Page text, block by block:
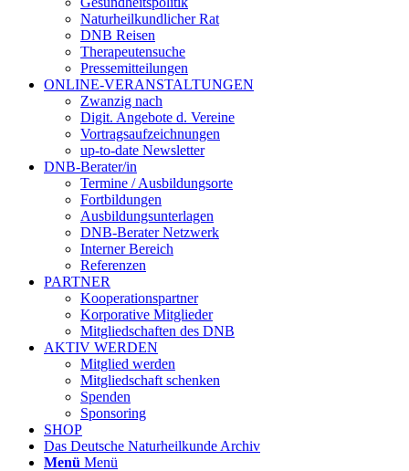
Naturheilkundlicher Rat
DNB Reisen
Therapeutensuche
Pressemitteilungen
ONLINE-VERANSTALTUNGEN
Zwanzig nach
Digit. Angebote d. Vereine
Vortragsaufzeichnungen
up-to-date Newsletter
DNB-Berater/in
Termine / Ausbildungsorte
Fortbildungen
Ausbildungsunterlagen
DNB-Berater Netzwerk
Interner Bereich
Referenzen
PARTNER
Kooperationspartner
Korporative Mitglieder
Mitgliedschaften des DNB
AKTIV WERDEN
Mitglied werden
Mitgliedschaft schenken
Spenden
Sponsoring
SHOP
Das Deutsche Naturheilkunde Archiv
Menü Menü